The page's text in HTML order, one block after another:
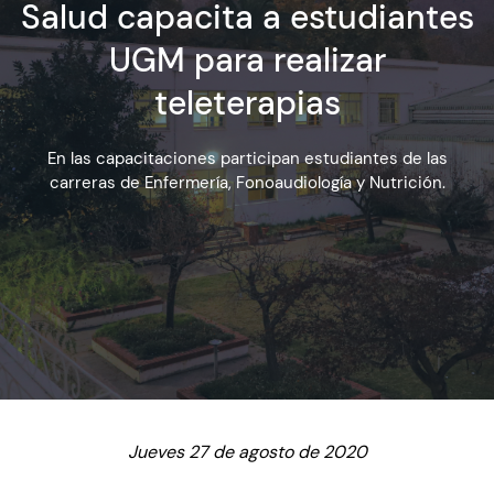
Investigación
Acreditación
Admisión
Dirección de Desarrollo Estudiantil
Becas y Beneficios
Estudiantes
Salud capacita a estudiantes
UGM para realizar
teleterapias
En las capacitaciones participan estudiantes de las
carreras de Enfermería, Fonoaudiología y Nutrición.
Jueves 27 de agosto de 2020